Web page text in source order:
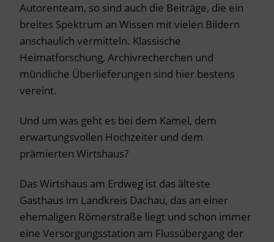
Autorenteam, so sind auch die Beiträge, die ein
breites Spektrum an Wissen mit vielen Bildern
anschaulich vermitteln. Klassische
Heimatforschung, Archivrecherchen und
mündliche Überlieferungen sind hier bestens
vereint.
Und um was geht es bei dem Kamel, dem
erwartungsvollen Hochzeiter und dem
prämierten Wirtshaus?
Das Wirtshaus am Erdweg ist das älteste
Gasthaus im Landkreis Dachau, das an einer
ehemaligen Römerstraße liegt und schon immer
eine Versorgungsstation am Flussübergang der